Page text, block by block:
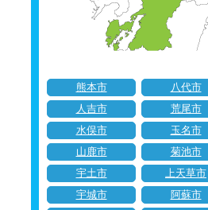
熊本市
八代市
人吉市
荒尾市
水俣市
玉名市
山鹿市
菊池市
宇土市
上天草市
宇城市
阿蘇市